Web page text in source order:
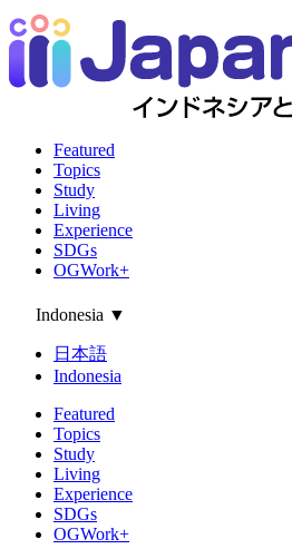
Featured
Topics
Study
Living
Experience
SDGs
OGWork+
Indonesia ▼
日本語
Indonesia
Featured
Topics
Study
Living
Experience
SDGs
OGWork+